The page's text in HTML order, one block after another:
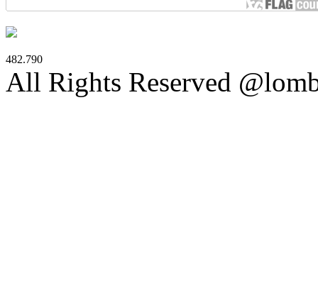
482.790
All Rights Reserved